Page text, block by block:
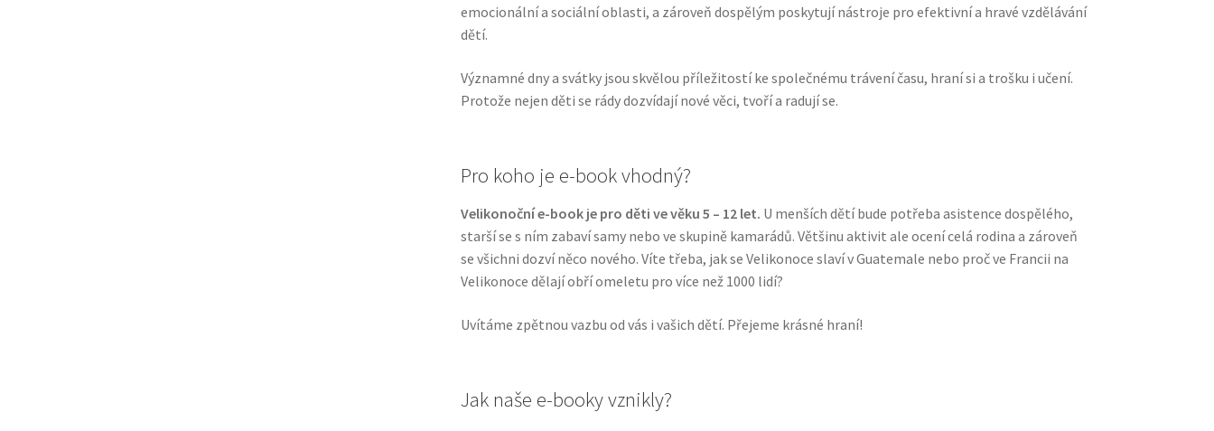
emocionální a sociální oblasti, a zároveň dospělým poskytují nástroje pro efektivní a hravé vzdělávání
dětí.
Významné dny a svátky jsou skvělou příležitostí ke společnému trávení času, hraní si a trošku i učení.
Protože nejen děti se rády dozvídají nové věci, tvoří a radují se.
Pro koho je e-book vhodný?
Velikonoční e-book je pro děti ve věku 5 – 12 let. U menších dětí bude potřeba asistence dospělého,
starší se s ním zabaví samy nebo ve skupině kamarádů. Většinu aktivit ale ocení celá rodina a zároveň
se všichni dozví něco nového. Víte třeba, jak se Velikonoce slaví v Guatemale nebo proč ve Francii na
Velikonoce dělají obří omeletu pro více než 1000 lidí?
Uvítáme zpětnou vazbu od vás i vašich dětí. Přejeme krásné hraní!
Jak naše e-booky vznikly?